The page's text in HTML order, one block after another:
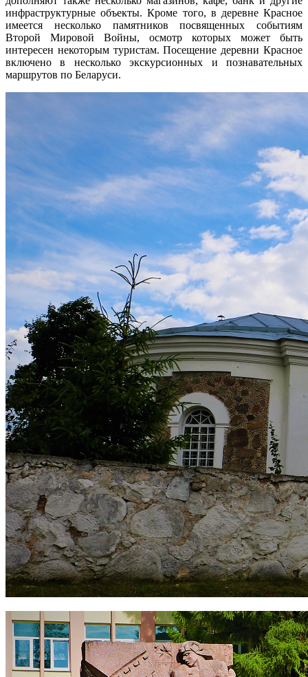
инфраструктурные объекты. Кроме того, в деревне Красное
имеется несколько памятников посвященных событиям
Второй Мировой Войны, осмотр которых может быть
интересен некоторым туристам. Посещение деревни Красное
включено в несколько экскурсионных и познавательных
маршрутов по Беларуси.